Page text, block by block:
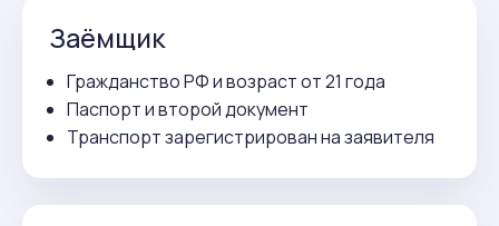
Заёмщик
Гражданство РФ и возраст от 21 года
Паспорт и второй документ
Транспорт зарегистрирован на заявителя